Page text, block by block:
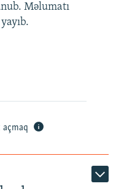
Məlumatı
açmaq